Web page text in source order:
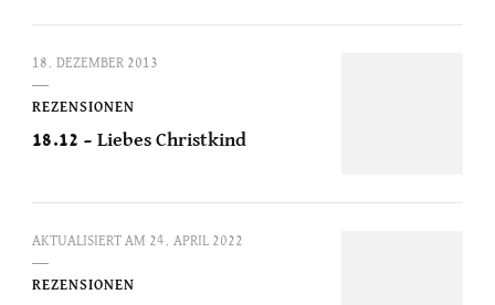
18. DEZEMBER 2013
REZENSIONEN
18.12 – Liebes Christkind
AKTUALISIERT AM 24. APRIL 2022
REZENSIONEN